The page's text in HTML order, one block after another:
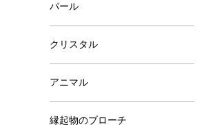
パール
クリスタル
アニマル
縁起物のブローチ